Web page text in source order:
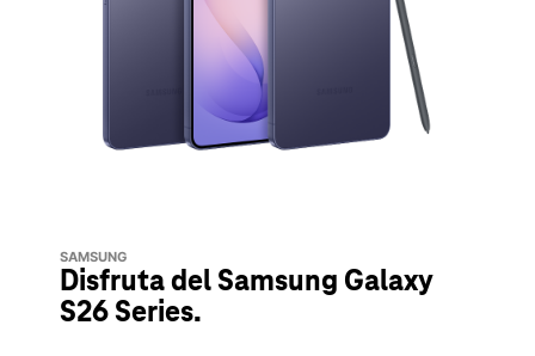
SAMSUNG
Disfruta del Samsung Galaxy
S26 Series.